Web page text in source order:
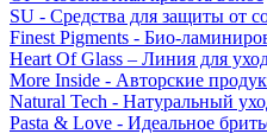
SU - Средства для защиты от
Finest Pigments - Био-
Heart Of Glass – Линия для
More Inside - Авторские
Natural Tech - Натуральный
Pasta & Love - Идеальное